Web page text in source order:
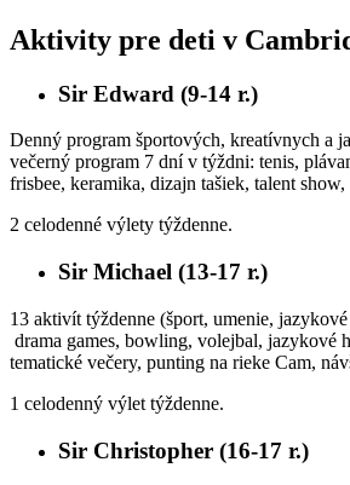
Aktivity pre deti v
Sir Edward (9-14 r.)
Denný program športových, kreatívnych a
večerný program 7 dní v týždni: tenis,
frisbee, keramika, dizajn tašiek, talent
2 celodenné výlety týždenne.
Sir Michael (13-17 r.)
13 aktivít týždenne (šport, umenie,
drama games, bowling, volejbal, jazykové
tematické večery, punting na rieke Cam,
1 celodenný výlet týždenne.
Sir Christopher (16-17 r.)